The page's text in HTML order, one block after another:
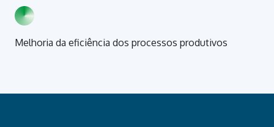
Melhoria da eficiência dos processos produtivos